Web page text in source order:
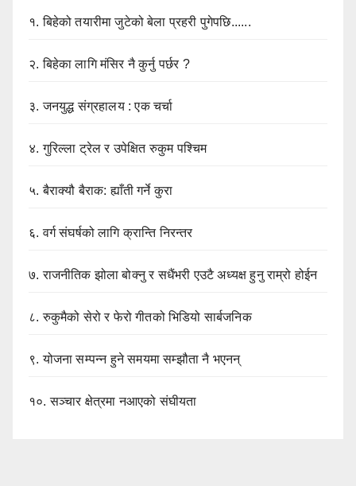
१.बिहेको तयारीमा जुटेको बेला प्रहरी पुगेपछि......
२.बिहेका लागि मंसिर नै कुर्नु पर्छर ?
३.जनयुद्ध संग्रहालय : एक चर्चा
४.गुरिल्ला ट्रेल र उपेक्षित रुकुम पश्चिम
५.बैराक्यौ बैराक: ह्याँती गर्ने कुरा
६.वर्ग संघर्षको लागि क्रान्ति निरन्तर
७.राजनीतिक झोला बोक्नु र सधैंभरी एउटै अध्यक्ष हुनु राम्रो होईन
८.रुकुमैको सेरो र फेरो गीतको भिडियो सार्बजनिक
९.योजना सम्पन्न हुने समयमा सम्झौता नै भएनन्
१०.सञ्चार क्षेत्रमा नआएको संघीयता